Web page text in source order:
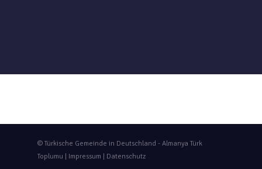
© Türkische Gemeinde in Deutschland - Almanya Türk
Toplumu | Impressum Datenschutz